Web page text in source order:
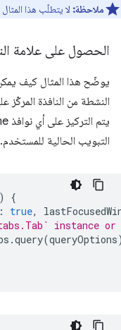
ملاحظة: لا يتطلّب هذا
الحصول على علامة
يوضّح هذا المثال كيف
النشطة من النافذة المركّز
التبويب الحالية للمستخدم.
{
: true,
instance or
.query(queryOptions